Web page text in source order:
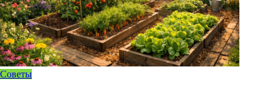
Советы